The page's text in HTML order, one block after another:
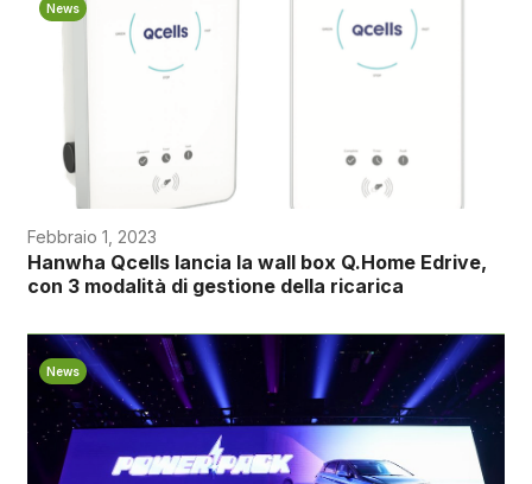
News
Febbraio 1, 2023
Hanwha Qcells lancia la wall box Q.Home Edrive,
con 3 modalità di gestione della ricarica
News